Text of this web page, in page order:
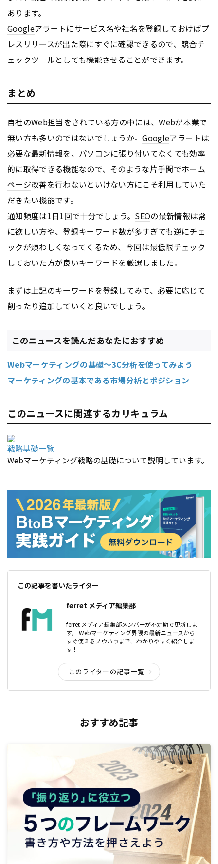
あります。
Googleアラートにサービス名や社名を登録しておけばプ
レスリリースが出た際にすぐに確認できるので、競合チ
ェックツールとしても機能させることができます。
まとめ
自社のWeb担当をされている方の中には、Webが本業で
無い方も多いのではないでしょうか。Googleアラートは
必要な最新情報を、パソコンに張り付いてなくても効率
的に取得できる機能なので、そのような片手間でホーム
ページ改善を行わないといけない方にこそ利用していた
だきたい機能です。
通知頻度は1日1回で十分でしょう。 SEOの最新情報は常
に欲しい方や、登録キーワード数が多すぎても逆にチェ
ックが煩わしくなってくるため、今回は最低限チェック
しておいた方が良いキーワードを厳選しました。
まずは上記のキーワードを登録してみて、必要に応じて
削ったり追加していくと良いでしょう。
このニュースを読んだあなたにおすすめ
Webマーケティングの基礎～3C分析を使ってみよう
マーケティングの基本である市場分析とポジション
このニュースに関連するカリキュラム
戦略基礎一覧
Webマーケティング戦略の基礎について説明しています。
この記事を書いたライター
ferret メディア編集部
ferret メディア編集部メンバーが不定期で更新しま
す。 Webマーケティング界隈の最新ニュースから
すぐ使えるノウハウまで、わかりやすく紹介しま
す！
このライターの記事一覧
おすすめ記事